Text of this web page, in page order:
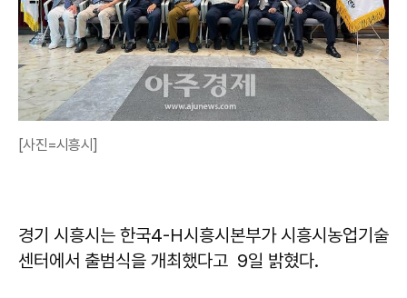
[사진=시흥시]
경기 시흥시는 한국4-H시흥시본부가 시흥시농업기술
센터에서 출범식을 개최했다고 9일 밝혔다.